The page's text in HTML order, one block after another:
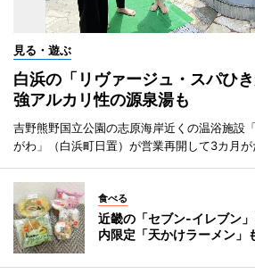
見る・遊ぶ
白浜の「リヴァージュ・スパひ
強アルカリ性の源泉湯も
吉野熊野国立公園の志原海岸近くの温浴施設
がわ」（白浜町日置）が営業再開して3カ月が
食べる
近畿の「セブン-イレブン
内限定「天かけラーメン」